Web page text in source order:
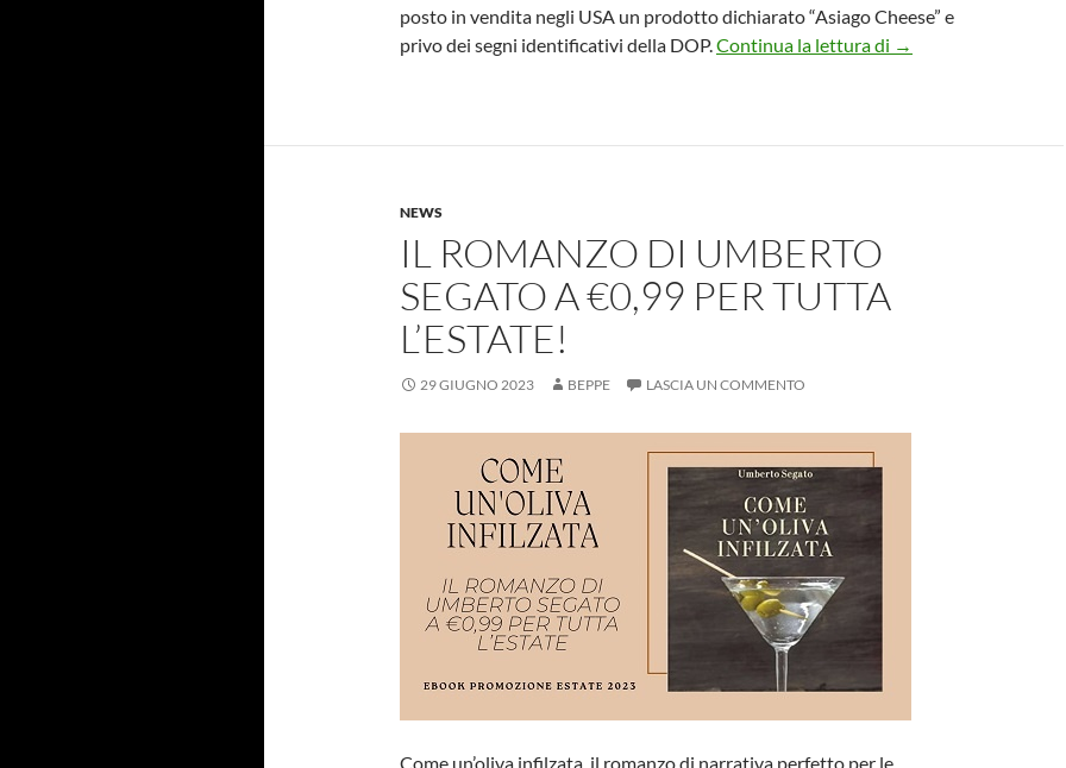
posto in vendita negli USA un prodotto dichiarato “Asiago Cheese” e
privo dei segni identificativi della DOP.Continua la lettura di L’Asiago DOP contro
→
NEWS
IL ROMANZO DI UMBERTO
SEGATO A €0,99 PER TUTTA
L’ESTATE!
29 GIUGNO 2023 BEPPE LASCIA UN COMMENTO
Come un’oliva infilzata, il romanzo di narrativa perfetto per le